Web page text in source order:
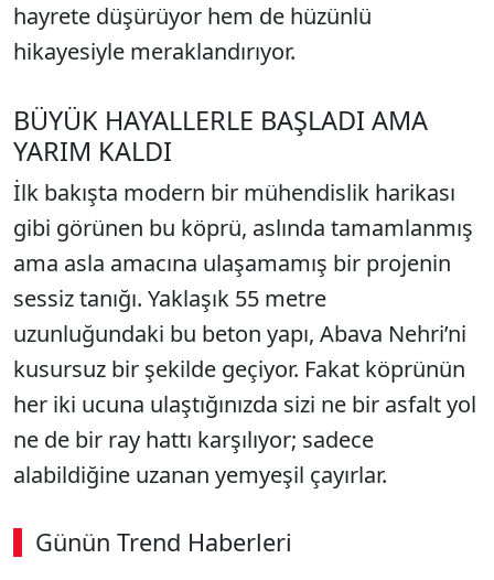
hayrete düşürüyor hem de hüzünlü
hikayesiyle meraklandırıyor.
BÜYÜK HAYALLERLE BAŞLADI AMA
YARIM KALDI
İlk bakışta modern bir mühendislik harikası
gibi görünen bu köprü, aslında tamamlanmış
ama asla amacına ulaşamamış bir projenin
sessiz tanığı. Yaklaşık 55 metre
uzunluğundaki bu beton yapı, Abava Nehri’ni
kusursuz bir şekilde geçiyor. Fakat köprünün
her iki ucuna ulaştığınızda sizi ne bir asfalt yol
ne de bir ray hattı karşılıyor; sadece
alabildiğine uzanan yemyeşil çayırlar.
Günün Trend Haberleri